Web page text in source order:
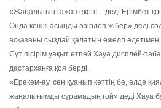
«Жаңалығың ғажап екен! – деді Ерімбет
Онда кешкі асыңды әзірлеп жібер» деді
асқазаны сыздай қалатын ежелгі әдетімен .
Сүт пісірім уақыт өтпей Хауа дисплей-
дастарханға қоя берді.
«Ерекем-ау, сен қуанып кеттің бе, әлде
жаңалығымды сұрамадың ғой» деді Хауа